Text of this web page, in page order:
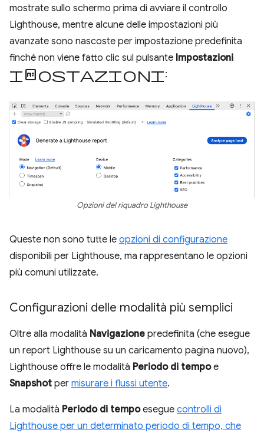
mostrate sullo schermo prima di avviare il controllo
Lighthouse, mentre alcune delle impostazioni più
avanzate sono nascoste per impostazione predefinita
finché non viene fatto clic sul pulsante Impostazioni
impostazioni:
Opzioni del riquadro Lighthouse
Queste non sono tutte le opzioni di configurazione
disponibili per Lighthouse, ma rappresentano le opzioni
più comuni utilizzate.
Configurazioni delle modalità più semplici
Oltre alla modalità Navigazione predefinita (che esegue
un report Lighthouse su un caricamento pagina nuovo),
Lighthouse offre le modalità Periodo di tempoe
Snapshot per misurare i flussi utente.
La modalità Periodo di tempoesegue controlli di
Lighthouse per un determinato periodo di tempo, che